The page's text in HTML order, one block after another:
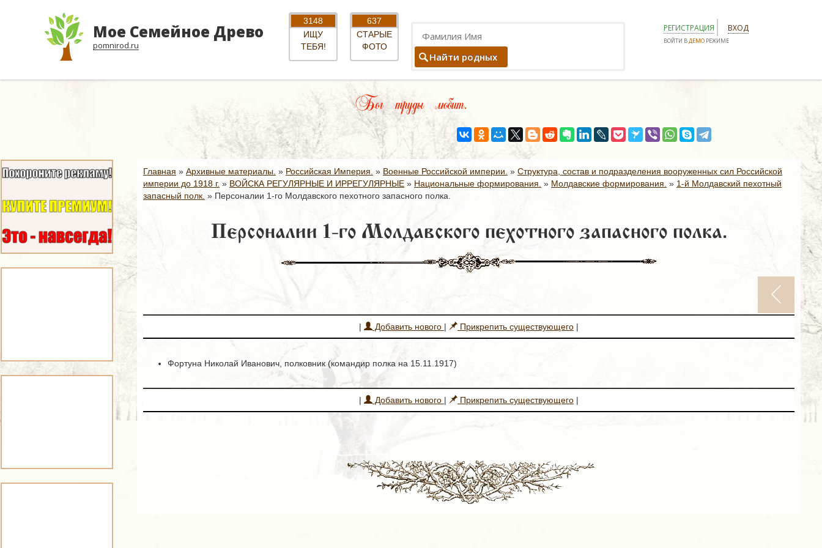
Мое Семейное Древо
pomnirod.ru
3148
ИЩУ
ТЕБЯ!
637
СТАРЫЕ
ФОТО
Найти родных
РЕГИСТРАЦИЯ ВХОД
ВОЙТИ ВДЕМО РЕЖИМЕ
Бог труды любит.
Главная » Архивные материалы. » Российская Империя. » Военные Российской империи. » Структура, состав и подразделения вооруженных сил Российской
империи до 1918 г. » ВОЙСКА РЕГУЛЯРНЫЕ И ИРРЕГУЛЯРНЫЕ » Национальные формирования. » Молдавские формирования. » 1-й Молдавский пехотный
запасный полк. » Персоналии 1-го Молдавского пехотного запасного полка.
Персоналии 1-го Молдавского пехотного запасного полка.
| Добавить нового | Прикрепить существующего |
Фортуна Николай Иванович, полковник (командир полка на 15.11.1917)
| Добавить нового | Прикрепить существующего |